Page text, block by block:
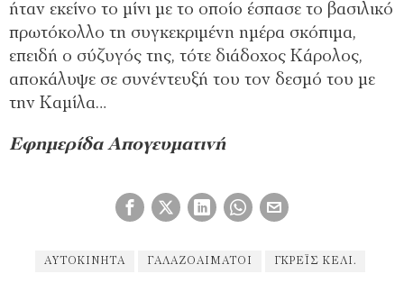
ήταν εκείνο το μίνι με το οποίο έσπασε το βασιλικό
πρωτόκολλο τη συγκεκριμένη ημέρα σκόπιμα,
επειδή ο σύζυγός της, τότε διάδοχος Κάρολος,
αποκάλυψε σε συνέντευξή του τον δεσμό του με
την Καμίλα…
Εφημερίδα Απογευματινή
ΑΥΤΟΚΊΝΗΤΑ ΓΑΛΑΖΟΑΊΜΑΤΟΙ ΓΚΡΈΙΣ ΚΈΛΙ.